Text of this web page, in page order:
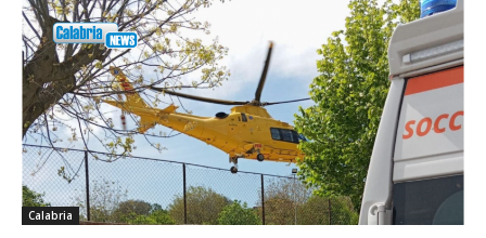
Calabria